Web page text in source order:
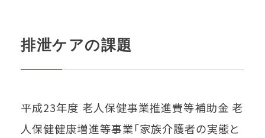
排泄ケアの課題
平成23年度 老人保健事業推進費等補助金 老
人保健健康増進等事業「家族介護者の実態と